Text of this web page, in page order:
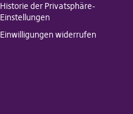
Historie der Privatsphäre-
Einstellungen
Einwilligungen widerrufen